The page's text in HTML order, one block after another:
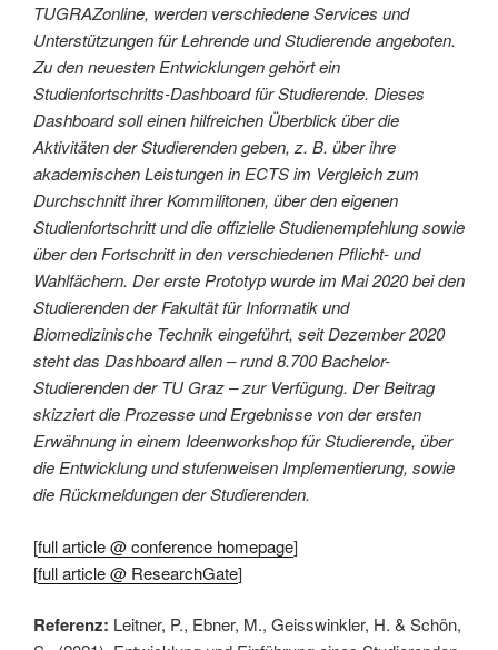
TUGRAZonline, werden verschiedene Services und
Unterstützungen für Lehrende und Studierende angeboten.
Zu den neuesten Entwicklungen gehört ein
Studienfortschritts-Dashboard für Studierende. Dieses
Dashboard soll einen hilfreichen Überblick über die
Aktivitäten der Studierenden geben, z. B. über ihre
akademischen Leistungen in ECTS im Vergleich zum
Durchschnitt ihrer Kommilitonen, über den eigenen
Studienfortschritt und die offizielle Studienempfehlung sowie
über den Fortschritt in den verschiedenen Pflicht- und
Wahlfächern. Der erste Prototyp wurde im Mai 2020 bei den
Studierenden der Fakultät für Informatik und
Biomedizinische Technik eingeführt, seit Dezember 2020
steht das Dashboard allen – rund 8.700 Bachelor-
Studierenden der TU Graz – zur Verfügung. Der Beitrag
skizziert die Prozesse und Ergebnisse von der ersten
Erwähnung in einem Ideenworkshop für Studierende, über
die Entwicklung und stufenweisen Implementierung, sowie
die Rückmeldungen der Studierenden.
[full article @ conference homepage]
[full article @ ResearchGate]
Referenz: Leitner, P., Ebner, M., Geisswinkler, H. & Schön,